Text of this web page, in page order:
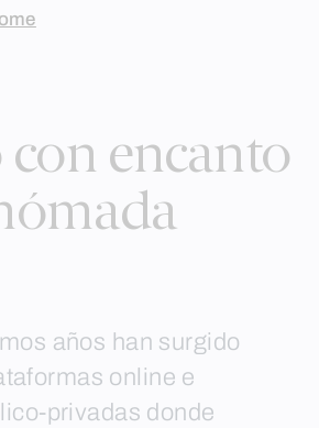
con encanto
años han surgido
online e
privadas donde